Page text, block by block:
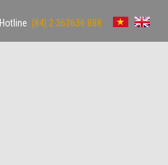
Hotline (84) 2 363636 888